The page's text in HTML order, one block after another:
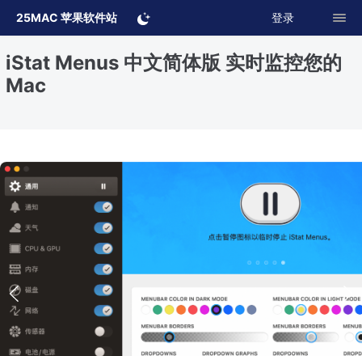
25MAC 苹果软件站 登录
iStat Menus 中文简体版 实时监控您的
Mac